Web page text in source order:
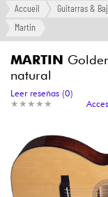
Langue
Grabación
Accueil Guitarras &
Martin
MARTIN
natural
★ ★ ★ ★ ★
★ ★ ★ ★ ★
Leer reseñas (0)